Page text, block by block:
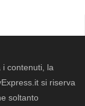
i contenuti, la
si riserva
soltanto